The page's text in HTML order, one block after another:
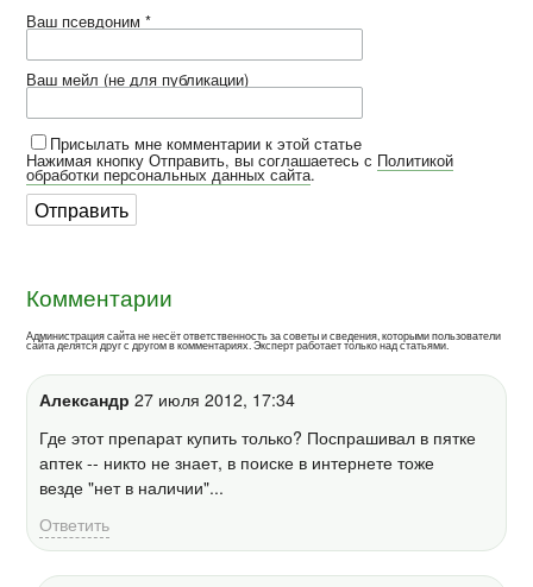
Ваш псевдоним *
Ваш мейл (не для публикации)
Присылать мне комментарии к этой статье
Нажимая кнопку Отправить, вы соглашаетесь с Политикой
обработки персональных данных сайта.
Комментарии
Администрация сайта не несёт ответственность за советы и сведения, которыми пользователи
сайта делятся друг с другом в комментариях. Эксперт работает только над статьями.
Александр 27 июля 2012, 17:34
Где этот препарат купить только? Поспрашивал в пятке
аптек -- никто не знает, в поиске в интернете тоже
везде "нет в наличии"...
Ответить